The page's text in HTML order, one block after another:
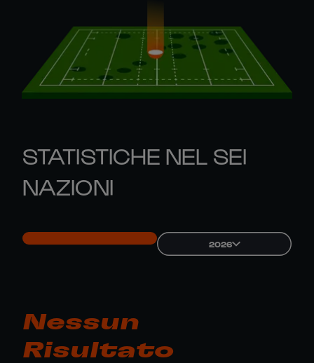
STATISTICHE NEL SEI
NAZIONI
2026
Nessun
Risultato